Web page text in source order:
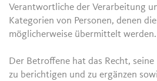
Verantwortliche der Verarbeitung
Kategorien von Personen, denen
möglicherweise übermittelt werden.
Der Betroffene hat das Recht,
zu berichtigen und zu ergänzen